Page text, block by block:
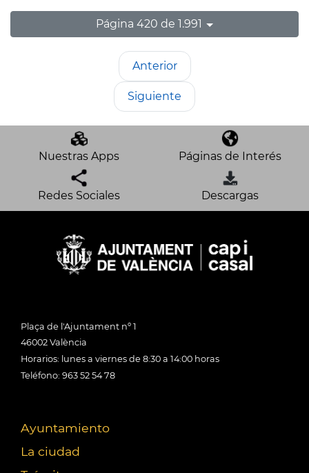
Página 420 de 1.991
Anterior
Siguiente
Nuestras Apps Páginas de Interés
Redes Sociales Descargas
Plaça de l'Ajuntament nº 1
46002 València
Horarios: lunes a viernes de 8:30 a 14:00 horas
Teléfono: 963 52 54 78
Ayuntamiento
La ciudad